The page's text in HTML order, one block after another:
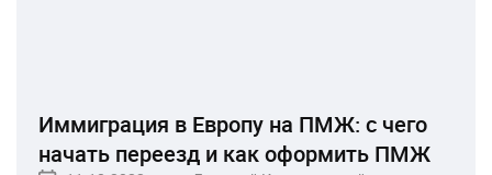
Иммиграция в Европу на ПМЖ: с чего
начать переезд и как оформить ПМЖ